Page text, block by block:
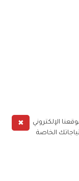
✖
الإلكتروني
الخاصة